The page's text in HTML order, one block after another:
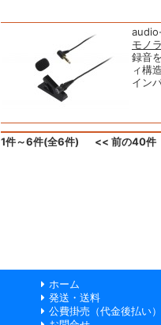
モノ
録音
ィ構
イン
1件～6件(全6件) << 前の40件
ホーム
発送・送料
公費掛売（代金後払い）